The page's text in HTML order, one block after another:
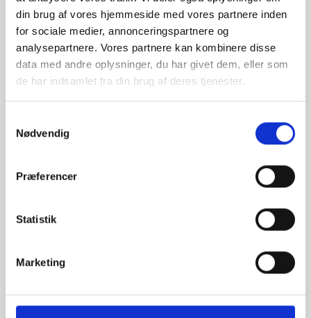
din brug af vores hjemmeside med vores partnere inden
for sociale medier, annonceringspartnere og
analysepartnere. Vores partnere kan kombinere disse
data med andre oplysninger, du har givet dem, eller som
de har indsamlet fra din brug af deres tjenester.
Nødvendig
Præferencer
Statistik
Marketing
Alternative varer
00-0642457
DN450 Blindflange
EN 1092-1 T:05 A PN10
stk. tilgængelig
90-0642457
DN450 Blindflange